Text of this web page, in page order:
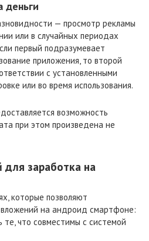
деньги
— просмотр рекламы
или в случайных периодах
первый подразумевает
приложения, то второй
с установленными
или во время использования.
возможность
при этом произведена не
заработка на
которые позволяют
на андроид смартфоне:
что совместимы с системой